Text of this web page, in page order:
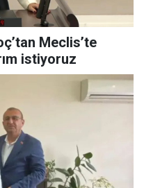
Meclis’te
istiyoruz